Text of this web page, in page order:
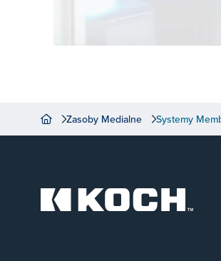
Zasoby Medialne Systemy